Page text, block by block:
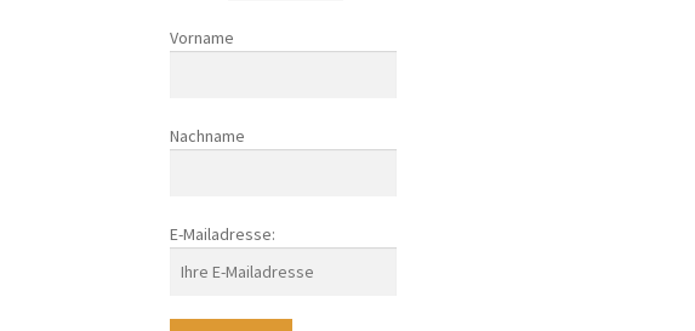
Vorname
Nachname
E-Mailadresse: